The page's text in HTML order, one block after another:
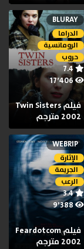
BLURAY
الدراما
الرومانسية
حروب
فيلم Twin Sisters
2002 مترجم
WEBRIP
الإثارة
الجريمة
الرعب
3.4
9٬388
فيلم Feardotcom
2002 مترجم